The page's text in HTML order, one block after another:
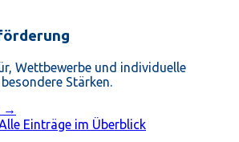
Wettbewerbe und individuelle
Stärken.
→
Einträge im Überblick